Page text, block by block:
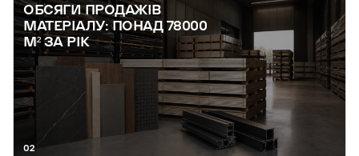
ОБСЯГИ ПРОДАЖІВ
МАТЕРІАЛУ: ПОНАД 78000
М² ЗА РІК
02